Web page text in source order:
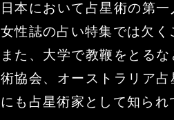
日本において占星術の第
女性誌の占い特集では欠く
また、大学で教鞭をとる
術協会、オーストラリア
にも占星術家として知られ